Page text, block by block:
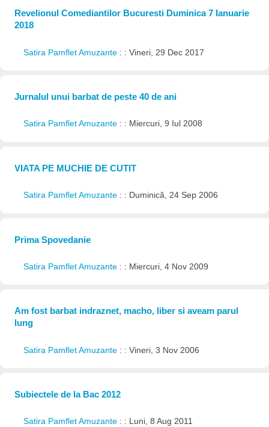
Revelionul Comediantilor Bucuresti Duminica 7 Ianuarie
2018
Satira Pamflet Amuzante : : Vineri, 29 Dec 2017
Jurnalul unui barbat de peste 40 de ani
Satira Pamflet Amuzante : : Miercuri, 9 Iul 2008
VIATA PE MUCHIE DE CUTIT
Satira Pamflet Amuzante : : Duminică, 24 Sep 2006
Prima Spovedanie
Satira Pamflet Amuzante : : Miercuri, 4 Nov 2009
Am fost barbat indraznet, macho, liber si aveam parul
lung
Satira Pamflet Amuzante : : Vineri, 3 Nov 2006
Subiectele de la Bac 2012
Satira Pamflet Amuzante : : Luni, 8 Aug 2011